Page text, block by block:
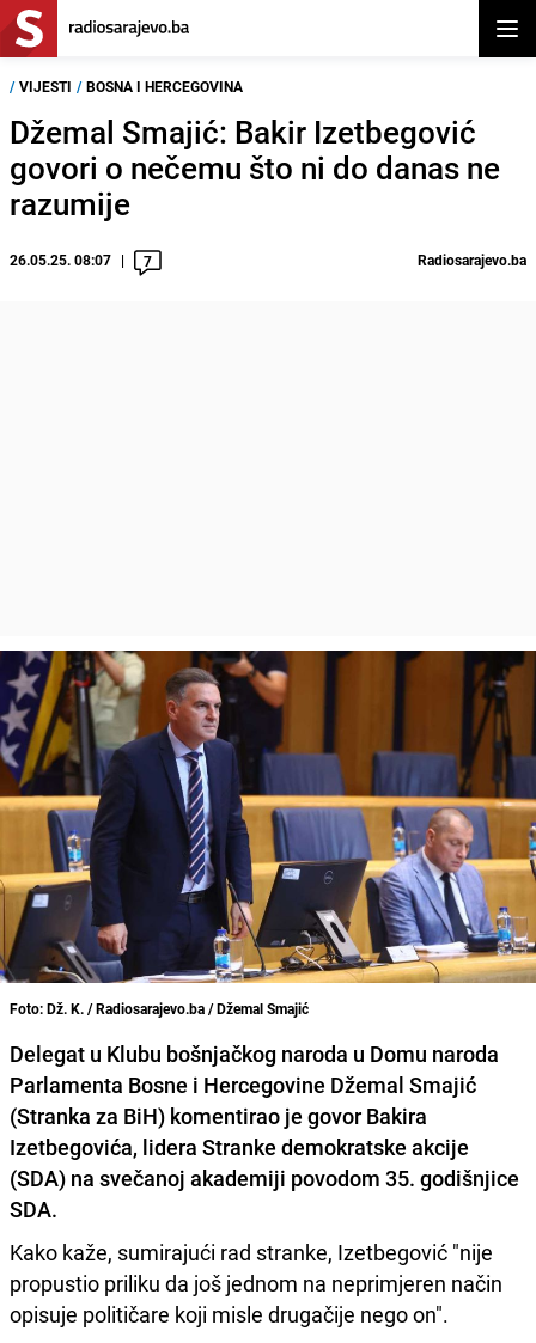
/ VIJESTI / BOSNA I HERCEGOVINA
Džemal Smajić: Bakir Izetbegović
govori o nečemu što ni do danas ne
razumije
26.05.25. 08:07 7 Radiosarajevo.ba
Foto: Dž. K. / Radiosarajevo.ba / Džemal Smajić
Delegat u Klubu bošnjačkog naroda u Domu naroda
Parlamenta Bosne i Hercegovine Džemal Smajić
(Stranka za BiH) komentirao je govor Bakira
Izetbegovića, lidera Stranke demokratske akcije
(SDA) na svečanoj akademiji povodom 35. godišnjice
SDA.
Kako kaže, sumirajući rad stranke, Izetbegović "nije
propustio priliku da još jednom na neprimjeren način
opisuje političare koji misle drugačije nego on".